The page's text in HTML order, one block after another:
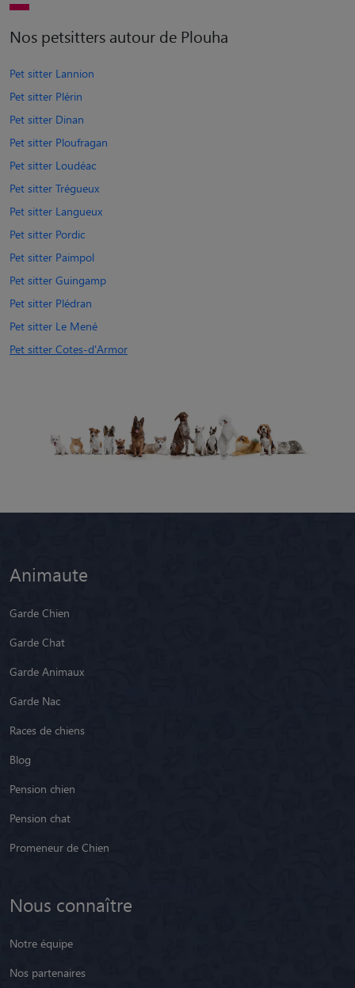
Nos petsitters autour de Plouha
Pet sitter Lannion
Pet sitter Plérin
Pet sitter Dinan
Pet sitter Ploufragan
Pet sitter Loudéac
Pet sitter Trégueux
Pet sitter Langueux
Pet sitter Pordic
Pet sitter Paimpol
Pet sitter Guingamp
Pet sitter Plédran
Pet sitter Le Mené
Pet sitter Cotes-d'Armor
Animaute
Garde Chien
Garde Chat
Garde Animaux
Garde Nac
Races de chiens
Blog
Pension chien
Pension chat
Promeneur de Chien
Nous connaître
Notre équipe
Nos partenaires